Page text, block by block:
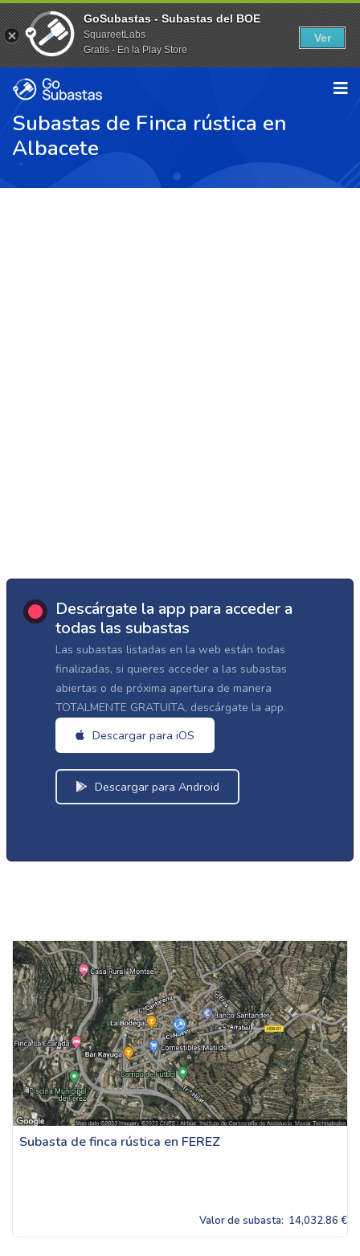
Subastas de Finca rústica en
Albacete
Descárgate la app para acceder a
todas las subastas
Las subastas listadas en la web están todas
finalizadas, si quieres acceder a las subastas
abiertas o de próxima apertura de manera
TOTALMENTE GRATUITA, descárgate la app.
Descargar para iOS
Descargar para Android
Subasta de finca rústica en FEREZ
Valor de subasta: 14,032.86 €
GoSubastas - Subastas del BOE
SquareetLabs
Gratis - En la Play Store
Ver